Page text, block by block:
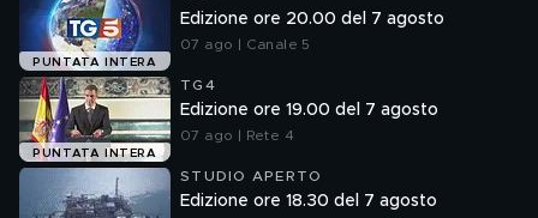
PUNTATA INTERA
Edizione ore 20.00 del 7 agosto
07 ago | Canale 5
PUNTATA INTERA
TG4
Edizione ore 19.00 del 7 agosto
07 ago | Rete 4
STUDIO APERTO
Edizione ore 18.30 del 7 agosto